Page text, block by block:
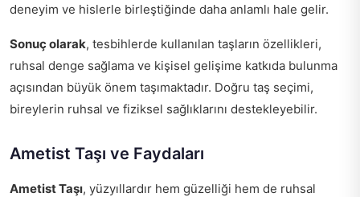
deneyim ve hislerle birleştiğinde daha anlamlı hale gelir.
Sonuç olarak, tesbihlerde kullanılan taşların özellikleri,
ruhsal denge sağlama ve kişisel gelişime katkıda bulunma
açısından büyük önem taşımaktadır. Doğru taş seçimi,
bireylerin ruhsal ve fiziksel sağlıklarını destekleyebilir.
Ametist Taşı ve Faydaları
Ametist Taşı, yüzyıllardır hem güzelliği hem de ruhsal